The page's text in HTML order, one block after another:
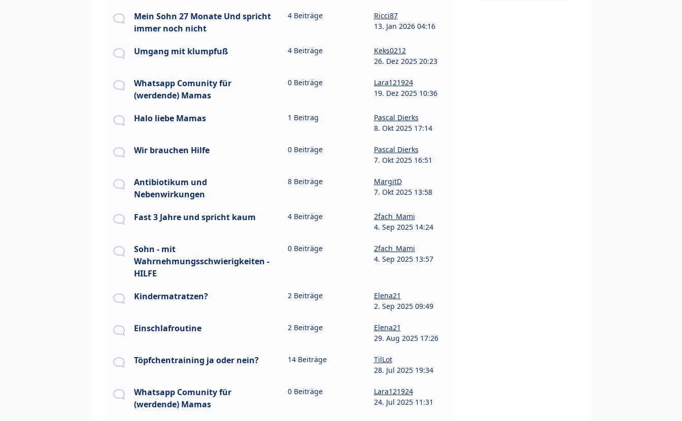
Mein Sohn 27 Monate Und spricht
immer noch nicht
4 Beiträge
Ricci87
13. Jan 2026 04:16
Umgang mit klumpfuß 4 Beiträge
Keks0212
26. Dez 2025 20:23
Whatsapp Comunity für
(werdende) Mamas
0 Beiträge
Lara121924
19. Dez 2025 10:36
Halo liebe Mamas 1 Beitrag
Pascal Dierks
8. Okt 2025 17:14
Wir brauchen Hilfe 0 Beiträge
Pascal Dierks
7. Okt 2025 16:51
Antibiotikum und
Nebenwirkungen
8 Beiträge
MargitD
7. Okt 2025 13:58
Fast 3 Jahre und spricht kaum 4 Beiträge
2fach_Mami
4. Sep 2025 14:24
Sohn - mit
Wahrnehmungsschwierigkeiten -
HILFE
0 Beiträge
2fach_Mami
4. Sep 2025 13:57
Kindermatratzen? 2 Beiträge
Elena21
2. Sep 2025 09:49
Einschlafroutine 2 Beiträge
Elena21
29. Aug 2025 17:26
Töpfchentraining ja oder nein? 14 Beiträge
TilLot
28. Jul 2025 19:34
Whatsapp Comunity für
(werdende) Mamas
0 Beiträge
Lara121924
24. Jul 2025 11:31